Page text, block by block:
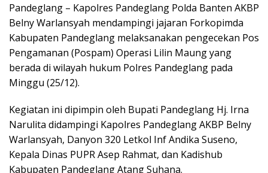
Pandeglang – Kapolres Pandeglang Polda Banten AKBP
Belny Warlansyah mendampingi jajaran Forkopimda
Kabupaten Pandeglang melaksanakan pengecekan Pos
Pengamanan (Pospam) Operasi Lilin Maung yang
berada di wilayah hukum Polres Pandeglang pada
Minggu (25/12).
Kegiatan ini dipimpin oleh Bupati Pandeglang Hj. Irna
Narulita didampingi Kapolres Pandeglang AKBP Belny
Warlansyah, Danyon 320 Letkol Inf Andika Suseno,
Kepala Dinas PUPR Asep Rahmat, dan Kadishub
Kabupaten Pandeglang Atang Suhana.